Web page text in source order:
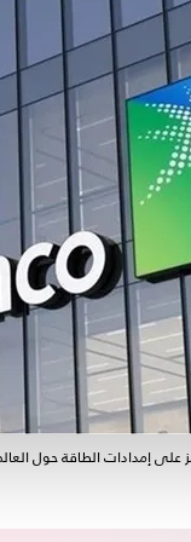
إمدادات الطاقة حول